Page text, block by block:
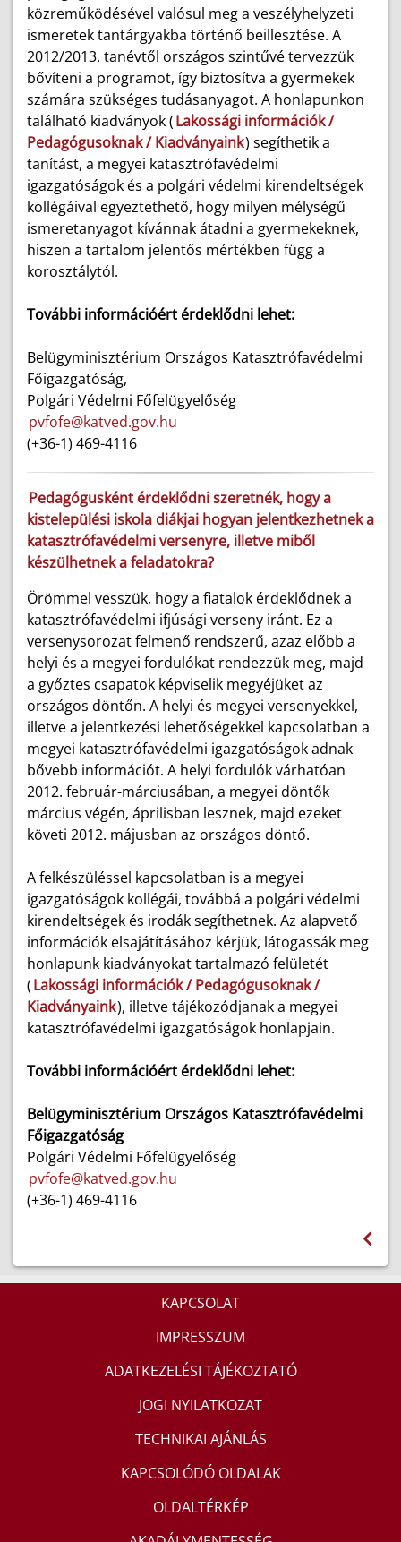
közreműködésével valósul meg a veszélyhelyzeti
ismeretek tantárgyakba történő beillesztése. A
2012/2013. tanévtől országos szintűvé tervezzük
bővíteni a programot, így biztosítva a gyermekek
számára szükséges tudásanyagot. A honlapunkon
található kiadványok (Lakossági információk /
Pedagógusoknak / Kiadványaink) segíthetik a
tanítást, a megyei katasztrófavédelmi
igazgatóságok és a polgári védelmi kirendeltségek
kollégáival egyeztethető, hogy milyen mélységű
ismeretanyagot kívánnak átadni a gyermekeknek,
hiszen a tartalom jelentős mértékben függ a
korosztálytól.
További információért érdeklődni lehet:
Belügyminisztérium Országos Katasztrófavédelmi
Főigazgatóság,
Polgári Védelmi Főfelügyelőség
pvfofe@katved.gov.hu
(+36-1) 469-4116
Pedagógusként érdeklődni szeretnék, hogy a
kistelepülési iskola diákjai hogyan jelentkezhetnek a
katasztrófavédelmi versenyre, illetve miből
készülhetnek a feladatokra?
Örömmel vesszük, hogy a fiatalok érdeklődnek a
katasztrófavédelmi ifjúsági verseny iránt. Ez a
versenysorozat felmenő rendszerű, azaz előbb a
helyi és a megyei fordulókat rendezzük meg, majd
a győztes csapatok képviselik megyéjüket az
országos döntőn. A helyi és megyei versenyekkel,
illetve a jelentkezési lehetőségekkel kapcsolatban a
megyei katasztrófavédelmi igazgatóságok adnak
bővebb információt. A helyi fordulók várhatóan
2012. február-márciusában, a megyei döntők
március végén, áprilisban lesznek, majd ezeket
követi 2012. májusban az országos döntő.
A felkészüléssel kapcsolatban is a megyei
igazgatóságok kollégái, továbbá a polgári védelmi
kirendeltségek és irodák segíthetnek. Az alapvető
információk elsajátításához kérjük, látogassák meg
honlapunk kiadványokat tartalmazó felületét
(Lakossági információk / Pedagógusoknak /
Kiadványaink), illetve tájékozódjanak a megyei
katasztrófavédelmi igazgatóságok honlapjain.
További információért érdeklődni lehet:
Belügyminisztérium Országos Katasztrófavédelmi
Főigazgatóság
Polgári Védelmi Főfelügyelőség
pvfofe@katved.gov.hu
(+36-1) 469-4116
KAPCSOLAT
IMPRESSZUM
ADATKEZELÉSI TÁJÉKOZTATÓ
JOGI NYILATKOZAT
TECHNIKAI AJÁNLÁS
KAPCSOLÓDÓ OLDALAK
OLDALTÉRKÉP